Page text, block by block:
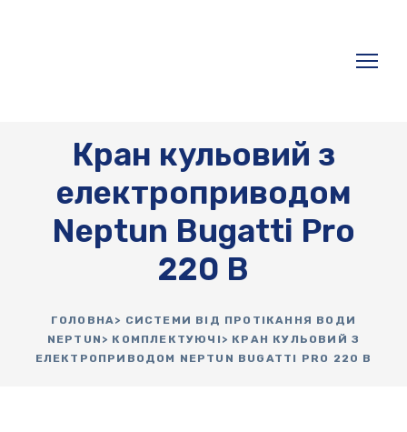
Кран кульовий з
електроприводом
Neptun Bugatti Pro
220 В
ГОЛОВНА> СИСТЕМИ ВІД ПРОТІКАННЯ ВОДИ
NEPTUN> КОМПЛЕКТУЮЧІ> КРАН КУЛЬОВИЙ З
ЕЛЕКТРОПРИВОДОМ NEPTUN BUGATTI PRO 220 В